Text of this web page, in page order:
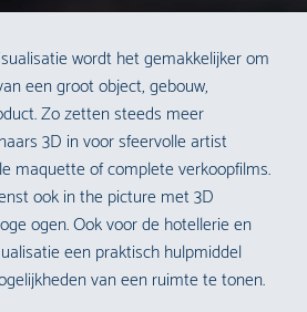
wordt het gemakkelijker om
een groot object, gebouw,
Zo zetten steeds meer
3D in voor sfeervolle artist
maquette of complete verkoopfilms.
ook in the picture met 3D
ogen. Ook voor de hotellerie en
een praktisch hulpmiddel
van een ruimte te tonen.